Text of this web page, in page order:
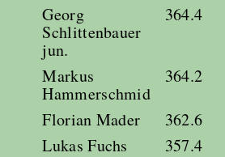
Georg
Schlittenbauer
jun.
364.4
Markus
Hammerschmid
364.2
Florian Mader
362.6
Lukas Fuchs
357.4